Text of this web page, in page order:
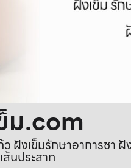
ม.com
งเข็มรักษาอาการชา
ส้นประสาท